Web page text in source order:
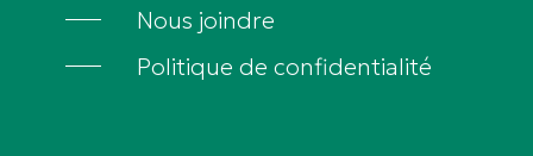
Nous joindre
Politique de confidentialité